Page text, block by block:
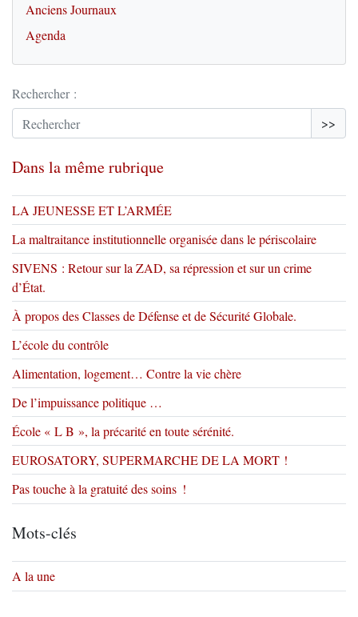
Anciens Journaux
Agenda
Rechercher :
>>
Dans la même rubrique
LA JEUNESSE ET L’ARMÉE
La maltraitance institutionnelle organisée dans le périscolaire
SIVENS : Retour sur la ZAD, sa répression et sur un crime
d’État.
À propos des Classes de Défense et de Sécurité Globale.
L’école du contrôle
Alimentation, logement… Contre la vie chère
De l’impuissance politique …
École « L B », la précarité en toute sérénité.
EUROSATORY, SUPERMARCHE DE LA MORT !
Pas touche à la gratuité des soins !
Mots-clés
A la une